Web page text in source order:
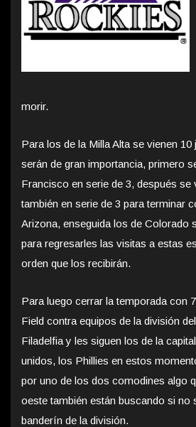
morir.
Para los de la Milla Alta se vienen
serán de gran importancia, primero
Francisco en serie de 3, después se
también en serie de 3 para terminar
Arizona, enseguida los de Colorado
para regresarles las visitas a estas
orden que los recibirán.
Para luego cerrar la temporada con
Field contra equipos de la división
Filadelfia y les siguen los de la
unidos, los Phillies en estos
por uno de los dos comodines algo
oeste también están buscando si no
banderín de la división.